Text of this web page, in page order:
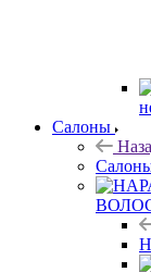
Салоны